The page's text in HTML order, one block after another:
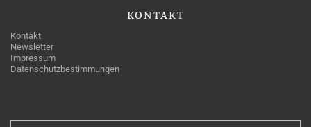
KONTAKT
Kontakt
Newsletter
Impressum
Datenschutzbestimmungen